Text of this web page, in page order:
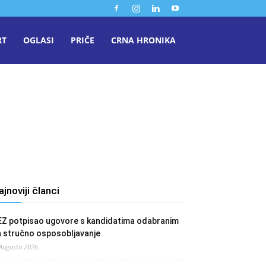
OGLASI PRIČE CRNA HRONIKA
članci
potpisao ugovore s kandidatima odabranim
stručno osposobljavanje
2026.